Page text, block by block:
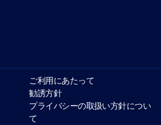
ご利用にあたって
勧誘方針
プライバシーの取扱い方針につい
て